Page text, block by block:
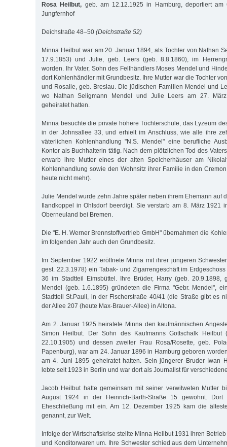
Rosa Heilbut, geb. am 12.12.1925 in Hamburg, deportiert am
Jungfernhof
Deichstraße 48–50 (Deichstraße 52)
Minna Heilbut war am 20. Januar 1894, als Tochter von Nathan
17.9.1853) und Julie, geb. Leers (geb. 8.8.1860), im
worden. Ihr Vater, Sohn des Fellhändlers Moses Mendel und
dort Kohlenhändler mit Grundbesitz. Ihre Mutter war die Tochter
und Rosalie, geb. Breslau. Die jüdischen Familien Mendel und
wo Nathan Seligmann Mendel und Julie Leers am 27. März
geheiratet hatten.
Minna besuchte die private höhere Töchterschule, das Lyzeum
in der Johnsallee 33, und erhielt im Anschluss, wie alle ihre
väterlichen Kohlenhandlung "N.S. Mendel" eine berufliche
Kontor als Buchhalterin tätig. Nach dem plötzlichen Tod des
erwarb ihre Mutter eines der alten Speicherhäuser am
Kohlenhandlung sowie den Wohnsitz ihrer Familie in den
heute nicht mehr).
Julie Mendel wurde zehn Jahre später neben ihrem Ehemann auf
Ilandkoppel in Ohlsdorf beerdigt. Sie verstarb am 8. März 1921
Oberneuland bei Bremen.
Die "E. H. Werner Brennstoffvertrieb GmbH" übernahmen die
im folgenden Jahr auch den Grundbesitz.
Im September 1922 eröffnete Minna mit ihrer jüngeren
gest. 22.3.1978) ein Tabak- und Zigarrengeschäft im
36 im Stadtteil Eimsbüttel. Ihre Brüder, Harry (geb. 20.9.1898,
Mendel (geb. 1.6.1895) gründeten die Firma "Gebr. Mendel",
Stadtteil St.Pauli, in der Fischerstraße 40/41 (die Straße gibt es
der Allee 207 (heute Max-Brauer-Allee) in Altona.
Am 2. Januar 1925 heiratete Minna den kaufmännischen
Simon Heilbut. Der Sohn des Kaufmanns Gottschalk Heilbut
22.10.1905) und dessen zweiter Frau Rosa/Rosette, geb.
Papenburg), war am 24. Januar 1896 in Hamburg geboren
am 4. Juni 1895 geheiratet hatten. Sein jüngerer Bruder Iwan
lebte seit 1923 in Berlin und war dort als Journalist für
Jacob Heilbut hatte gemeinsam mit seiner verwitweten Mutter
August 1924 in der Heinrich-Barth-Straße 15 gewohnt.
Eheschließung mit ein. Am 12. Dezember 1925 kam die
genannt, zur Welt.
Infolge der Wirtschaftskrise stellte Minna Heilbut 1931 ihren
und Konditorwaren um. Ihre Schwester schied aus dem